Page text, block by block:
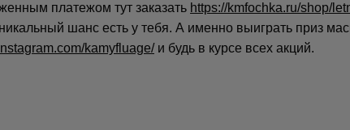
платежом тут заказать https://kmfochka.ru/shop/
шанс есть у тебя. А именно выиграть приз
kamyfluage/и будь в курсе всех акций.